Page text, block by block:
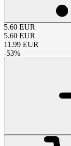
5.60 EUR
5.60 EUR
11.99 EUR
-53%